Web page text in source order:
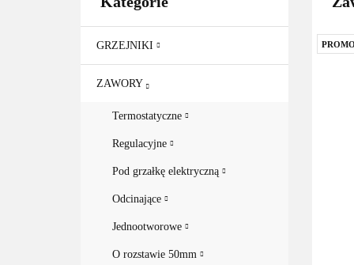
GRZEJNIKI
ZAWORY
Termostatyczne
Regulacyjne
Pod grzałkę elektryczną
Odcinające
Jednootworowe
O rozstawie 50mm